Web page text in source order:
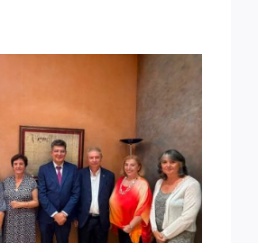
HACIA EL
SEMINARIO
DE
ALUMNOS DEL
INAP